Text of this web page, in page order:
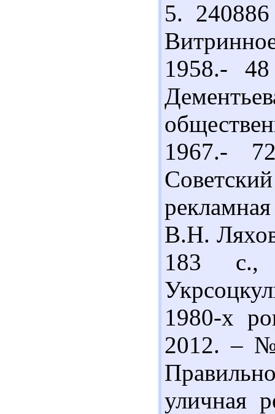
5.
1958.-
1967.-
В.Н.
183 с.,
1980-х
2012. –
уличная